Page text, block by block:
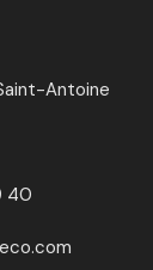
Antoine
40